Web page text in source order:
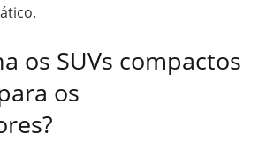
os SUVs compactos
os